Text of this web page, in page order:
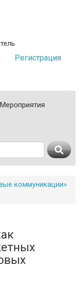
Регистрация
Мероприятия
коммуникации»